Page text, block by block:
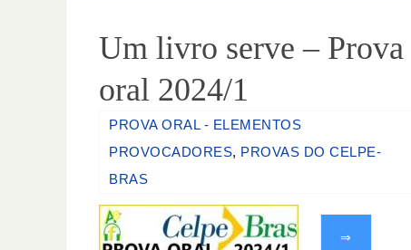
Um livro serve – Prova
oral 2024/1
PROVA ORAL - ELEMENTOS
PROVOCADORES, PROVAS DO CELPE-
BRAS
⇒